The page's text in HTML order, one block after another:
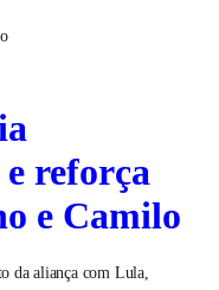
reforça
e Camilo
da aliança com Lula,